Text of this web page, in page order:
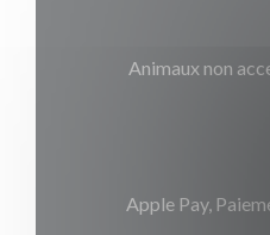
Animaux non
Apple Pay,